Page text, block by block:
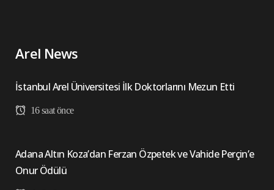
Arel News
İstanbul Arel Üniversitesi İlk Doktorlarını Mezun Etti
16 saat önce
Adana Altın Koza’dan Ferzan Özpetek ve Vahide Perçin’e
Onur Ödülü